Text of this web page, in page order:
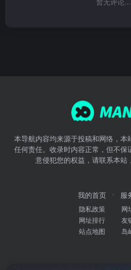
本导航内容均来源于投稿和网络，本
任何责任。收录时内容正常，但不
意侵犯您的权益，请联系本站
我的首页
隐私政策
网址排行
站点地图
服
网
友
岛